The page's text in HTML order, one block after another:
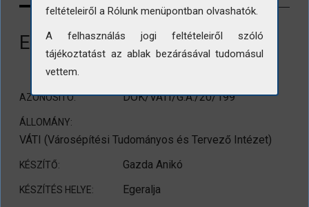
Egeralja. Fő utca 75-73-71.
AZONOSÍTÓ: DOK/VÁTI/G.A./20/199
ÁLLOMÁNY:
VÁTI (Városépítési Tudományos és Tervező Intézet)
KÉSZÍTŐ: Gazda Anikó
KÉSZÍTÉS HELYE: Egeralja
feltételeiről a Rólunk menüpontban olvashatók.
A felhasználás jogi feltételeiről szóló
tájékoztatást az ablak bezárásával tudomásul
vettem.